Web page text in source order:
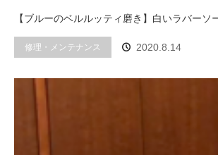
【ブルーのベルルッティ磨き】白いラバー
修理・メンテナンス 2020.8.14